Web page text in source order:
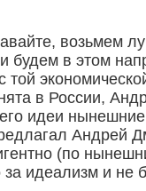
возьмем
будем в этом
в России,
идеи
Андрей
(по
за идеализм и не